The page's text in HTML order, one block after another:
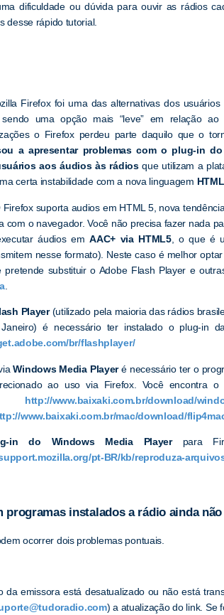
dificuldade ou dúvida para ouvir as rádios
desse rápido tutorial.
Firefox foi uma das alternativas dos
uma opção mais “leve” em relação
o Firefox perdeu parte daquilo que o
a apresentar problemas com o plug-in
aos áudios às rádiosque utilizam a
certa instabilidade com a nova linguagem
Firefox suporta audios em HTML 5, nova
com o navegador. Você não precisa fazer nada
áudios emAAC+ via HTML5, o que é
nesse formato). Neste caso é melhor
pretende substituir o Adobe Flash Player e
.
Player(utilizado pela maioria das rádios
é necessário ter instalado o plug-in
br/flashplayer/
Windows Media Playeré necessário ter o
ao uso via Firefox. Você encontra
http://www.baixaki.com.br/download/
www.baixaki.com.br/mac/download/
in do Windows Media Playerpara
pt-BR/kb/reproduza-
programas instalados a rádio ainda
ocorrer dois problemas pontuais.
da emissora está desatualizado ou não está
) a atualização do link. Se